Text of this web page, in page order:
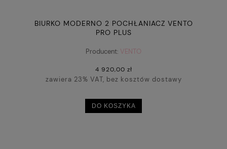
BIURKO MODERNO 2 POCHŁANIACZ VENTO
PRO PLUS
Producent: VENTO
4 920,00 zł
zawiera 23% VAT, bez kosztów dostawy
DO KOSZYKA